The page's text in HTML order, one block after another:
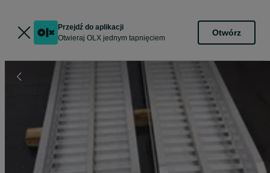
Przejdź do aplikacji
Otwieraj OLX jednym tapnięciem
Otwórz